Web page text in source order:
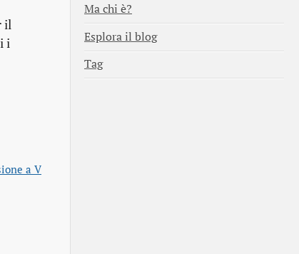
il
i
a V
Ma chi è?
Esplora il blog
Tag